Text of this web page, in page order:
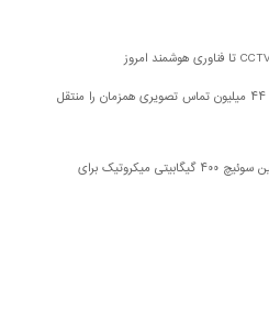
آیا واقعاً یک کابل فیبر نوری می‌تواند ۴۴ میلیون تماس تصویری همزمان را منتقل
MikroTik CRS804-4DDQ-hRM؛ اولین سوئیچ ۴۰۰ گیگابیتی میکروتیک برای